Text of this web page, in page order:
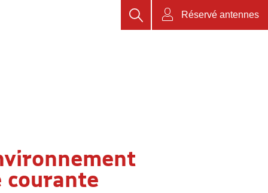
Réservé antennes
Rechercher